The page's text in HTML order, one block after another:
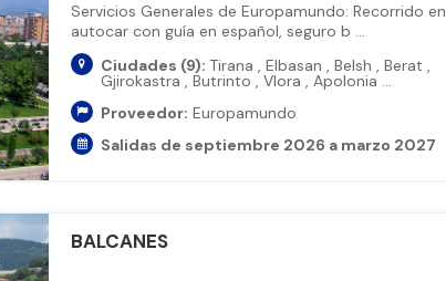
Servicios Generales de Europamundo: Recorrido en
autocar con guía en español, seguro b ...
Ciudades (9): Tirana , Elbasan , Belsh , Berat ,
Gjirokastra , Butrinto , Vlora , Apolonia ...
Proveedor: Europamundo
Salidas de septiembre 2026 a marzo 2027
BALCANES